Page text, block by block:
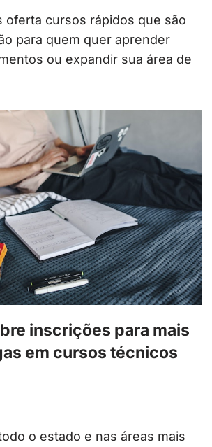
oferta cursos rápidos que são
para quem quer aprender
ou expandir sua área de
inscrições para mais
em cursos técnicos
o estado e nas áreas mais